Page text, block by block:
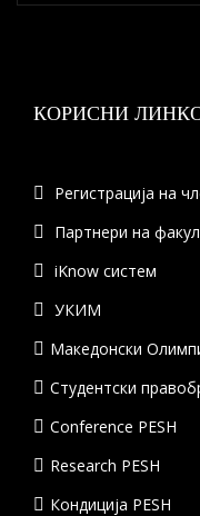
КОРИСНИ
Регистрација на
Партнери на
iKnow систем
УКИМ
Македонски
Студентски
Conference PESH
Research PESH
Кондиција PESH